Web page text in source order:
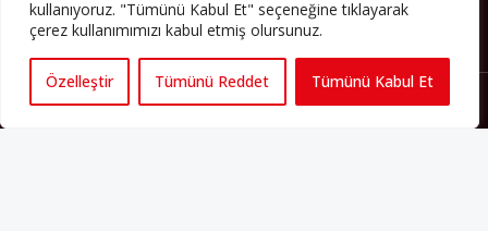
kullanıyoruz. "Tümünü Kabul Et" seçeneğine tıklayarak
çerez kullanımımızı kabul etmiş olursunuz.
Özelleştir Tümünü Reddet Tümünü Kabul Et
İş İlanları
Copyright 2025 perspektif.eu.Yayınlanan haber, yazı ve